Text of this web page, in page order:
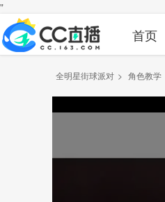
"
首页
全明星街球派对 > 角色教学